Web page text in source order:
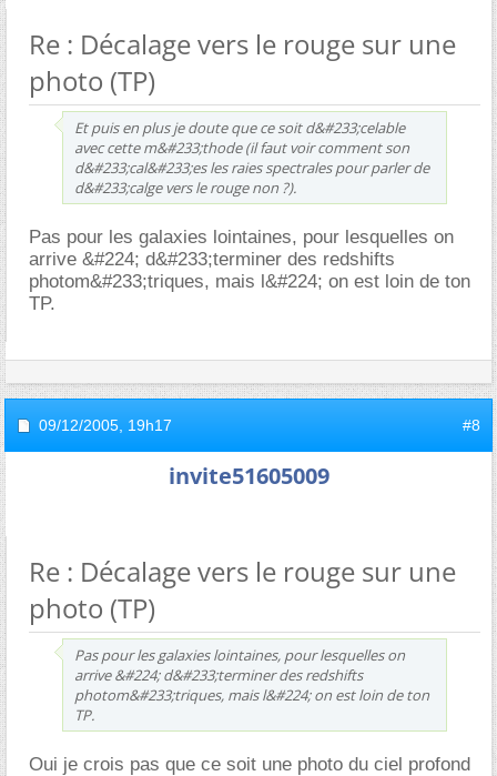
Re : Décalage vers le rouge sur une
photo (TP)
Et puis en plus je doute que ce soit d&#233;celable
avec cette m&#233;thode (il faut voir comment son
d&#233;cal&#233;es les raies spectrales pour parler de
d&#233;calge vers le rouge non ?).
Pas pour les galaxies lointaines, pour lesquelles on
arrive &#224; d&#233;terminer des redshifts
photom&#233;triques, mais l&#224; on est loin de ton
TP.
09/12/2005, 19h17 #8
invite51605009
Re : Décalage vers le rouge sur une
photo (TP)
Pas pour les galaxies lointaines, pour lesquelles on
arrive &#224; d&#233;terminer des redshifts
photom&#233;triques, mais l&#224; on est loin de ton
TP.
Oui je crois pas que ce soit une photo du ciel profond